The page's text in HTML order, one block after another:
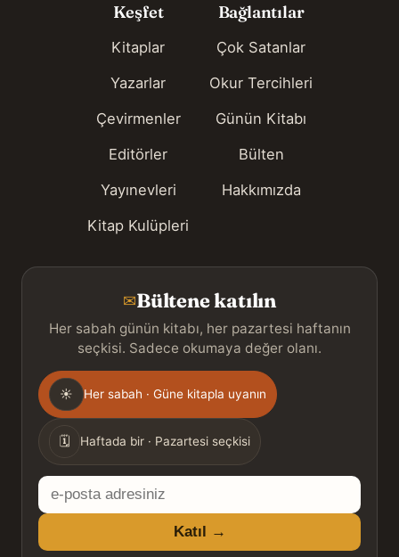
Keşfet
Kitaplar
Yazarlar
Çevirmenler
Editörler
Yayınevleri
Kitap Kulüpleri
Bağlantılar
Çok Satanlar
Okur Tercihleri
Günün Kitabı
Bülten
Hakkımızda
✉Bültene katılın
Her sabah günün kitabı, her pazartesi haftanın
seçkisi. Sadece okumaya değer olanı.
Gönderim
sıklığı
☀ Her sabah · Güne kitapla uyanın
🗓 Haftada bir · Pazartesi seçkisi
E-
posta
adresiniz
Katıl →